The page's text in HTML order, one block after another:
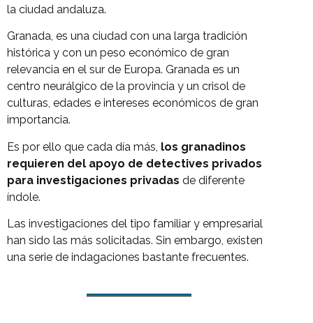
la ciudad andaluza.
Granada, es una ciudad con una larga tradición
histórica y con un peso económico de gran
relevancia en el sur de Europa. Granada es un
centro neurálgico de la provincia y un crisol de
culturas, edades e intereses económicos de gran
importancia.
Es por ello que cada día más, los granadinos
requieren del apoyo de detectives privados
para investigaciones privadas de diferente
índole.
Las investigaciones del tipo familiar y empresarial
han sido las más solicitadas. Sin embargo, existen
una serie de indagaciones bastante frecuentes.